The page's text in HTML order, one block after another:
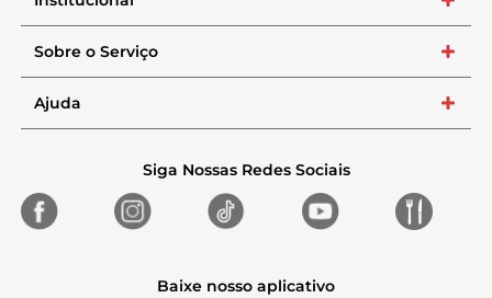
Sobre o Serviço +
Ajuda +
Siga Nossas Redes Sociais
Baixe nosso aplicativo